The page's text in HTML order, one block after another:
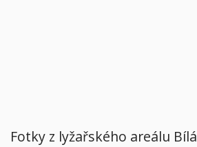
Fotky z lyžařského areálu Bílá